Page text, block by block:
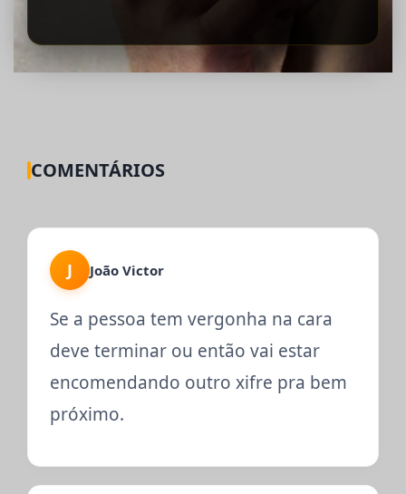
COMENTÁRIOS
J João Victor
Se a pessoa tem vergonha na cara
deve terminar ou então vai estar
encomendando outro xifre pra bem
próximo.